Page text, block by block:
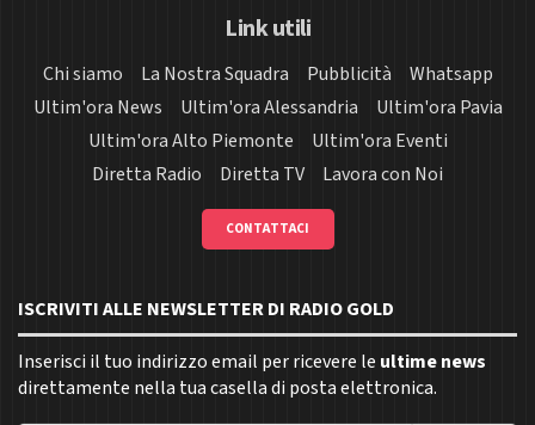
Link utili
Chi siamo La Nostra Squadra Pubblicità
Whatsapp
Ultim'ora News
Ultim'ora Alessandria
Ultim'ora Pavia
Ultim'ora Alto Piemonte
Ultim'ora Eventi
Diretta Radio
Diretta TV Lavora con Noi
CONTATTACI
ISCRIVITI ALLE NEWSLETTER DI RADIO GOLD
Inserisci il tuo indirizzo email per ricevere le ultime news
direttamente nella tua casella di posta elettronica.